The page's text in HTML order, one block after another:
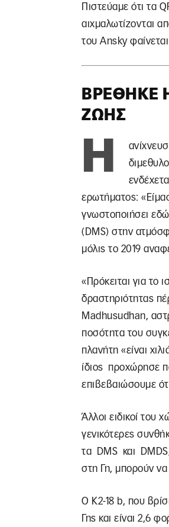
Πιστεύαμε ότι τα
αιχμαλωτίζονται
του Ansky
ΒΡΈΘΗΚΕ
ΖΩΉΣ
Η
ερωτήματος:
γνωστοποιήσει εδώ
(DMS) στην
μόλις το 2019
«Πρόκειται για το
δραστηριότητας
Madhusudhan,
ποσότητα του
πλανήτη «είναι
ίδιος προχώρησε
επιβεβαιώσουμε
Άλλοι ειδικοί του
γενικότερες
τα DMS και
στη Γη, μπορούν
Ο K2-18 b, που
Γης και είναι 2,6